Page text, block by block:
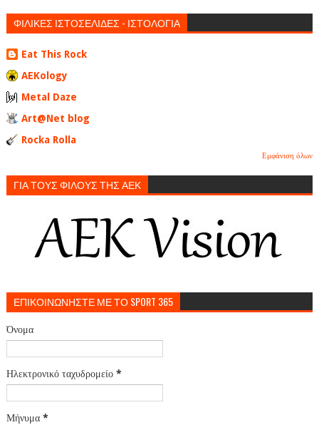
ΦΙΛΙΚΕΣ ΙΣΤΟΣΕΛΙΔΕΣ - ΙΣΤΟΛΟΓΙΑ
Eat This Rock
AEKology
Metal Daze
Art@Net blog
Rocka Rolla
Εμφάνιση όλων
ΓΙΑ ΤΟΥΣ ΦΙΛΟΥΣ ΤΗΣ ΑΕΚ
ΕΠΙΚΟΙΝΩΝΗΣΤΕ ΜΕ ΤΟ SPORT 365
Όνομα
Ηλεκτρονικό ταχυδρομείο *
Μήνυμα *